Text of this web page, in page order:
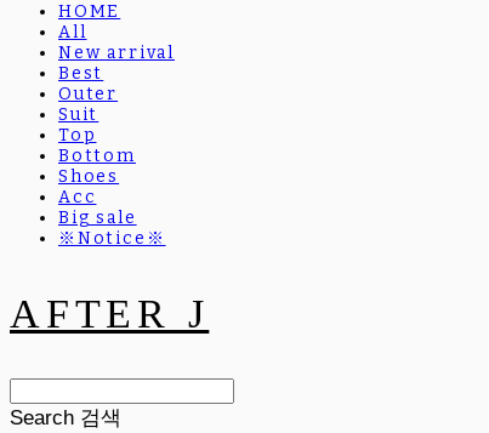
HOME
All
New arrival
Best
Outer
Suit
Top
Bottom
Shoes
Acc
Big sale
※Notice※
AFTER J
Search 검색